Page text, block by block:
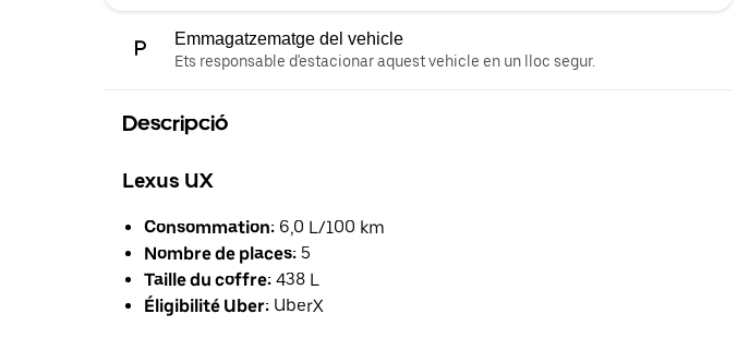
Emmagatzematge del vehicle
Ets responsable d'estacionar aquest vehicle en un lloc segur.
Descripció
Lexus UX
Consommation: 6,0 L/100 km
Nombre de places: 5
Taille du coffre: 438 L
Éligibilité Uber: UberX